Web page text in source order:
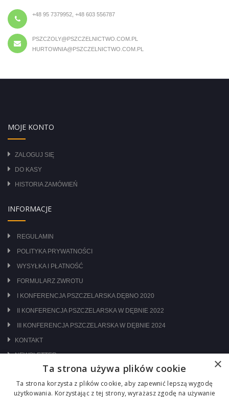
+48 95 7379952, +48 603 556787
PSZCZOLY@PSZCZELNICTWO.COM.PL
HURTOWNIA@PSZCZELNICTWO.COM.PL
MOJE KONTO
ZALOGUJ SIĘ
DO KASY
HISTORIA ZAMÓWIEŃ
INFORMACJE
REGULAMIN
POLITYKA PRYWATNOŚCI
WYSYŁKA I PŁATNOŚĆ
FORMULARZ ZWROTU
I KONFERENCJA PSZCZELARSKA DĘBNO 2020
II KONFERENCJA PSZCZELARSKA W DĘBNIE 2022
III KONFERENCJA PSZCZELARSKA W DĘBNIE 2024
KONTAKT
NEWSLETTER
ODWIEDŹ NAS NA:
×
Ta strona używa plików cookie
Ta strona korzysta z plików cookie, aby zapewnić lepszą wygodę
użytkowania. Korzystając z tej strony, wyrażasz zgodę na używanie